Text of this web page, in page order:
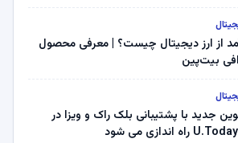
از ارز دیجیتال چیست؟ | معرفی محصول
بیت‌پین
جدید با پشتیبانی بلک راک و ویزا در